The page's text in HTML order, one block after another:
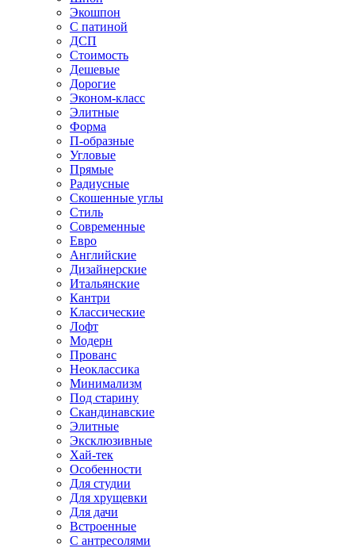
Экошпон
С патиной
ДСП
Стоимость
Дешевые
Дорогие
Эконом-класс
Элитные
Форма
П-образные
Угловые
Прямые
Радиусные
Скошенные углы
Стиль
Современные
Евро
Английские
Дизайнерские
Итальянские
Кантри
Классические
Лофт
Модерн
Прованс
Неоклассика
Минимализм
Под старину
Скандинавские
Элитные
Эксклюзивные
Хай-тек
Особенности
Для студии
Для хрущевки
Для дачи
Встроенные
С антресолями